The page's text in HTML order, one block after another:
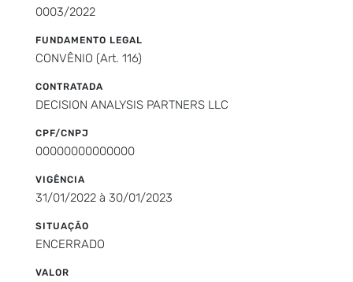
0003/2022
FUNDAMENTO LEGAL
CONVÊNIO (Art. 116)
CONTRATADA
DECISION ANALYSIS PARTNERS LLC
CPF/CNPJ
00000000000000
VIGÊNCIA
31/01/2022 à 30/01/2023
SITUAÇÃO
ENCERRADO
VALOR